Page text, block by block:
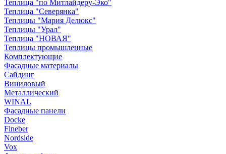
Теплица "по Митлайдеру-Эко"
Теплица "Северянка"
Теплицы "Мария Делюкс"
Теплицы "Урал"
Теплица "НОВАЯ"
Теплицы промышленные
Комплектующие
Фасадные материалы
Сайдинг
Виниловый
Металлический
WINAL
Фасадные панели
Docke
Fineber
Nordside
Vox